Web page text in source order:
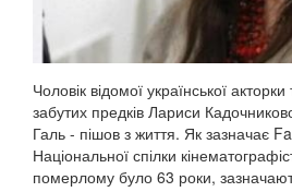
Чоловік відомої української
забутих предків Лариси
Галь - пішов з життя. Як зазначає
Національної спілки
померлому було 63 роки,